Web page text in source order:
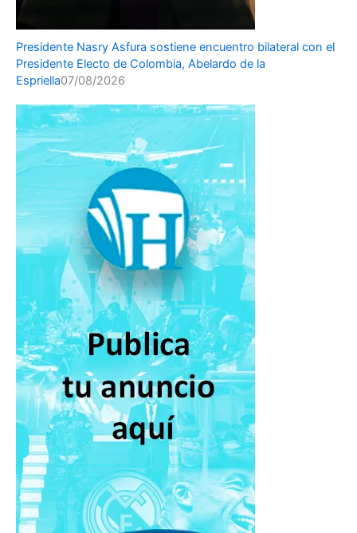
Presidente Nasry Asfura sostiene encuentro bilateral con el
Presidente Electo de Colombia, Abelardo de la
Espriella07/08/2026